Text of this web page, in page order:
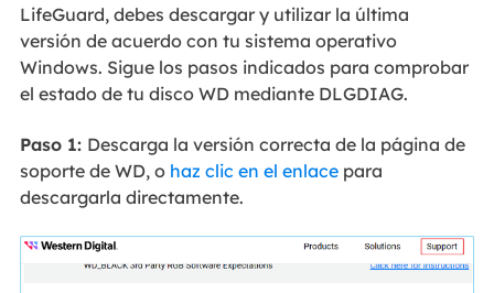
LifeGuard, debes descargar y utilizar la última
versión de acuerdo con tu sistema operativo
Windows. Sigue los pasos indicados para comprobar
el estado de tu disco WD mediante DLGDIAG.
Paso 1: Descarga la versión correcta de la página de
soporte de WD, o haz clic en el enlacepara
descargarla directamente.